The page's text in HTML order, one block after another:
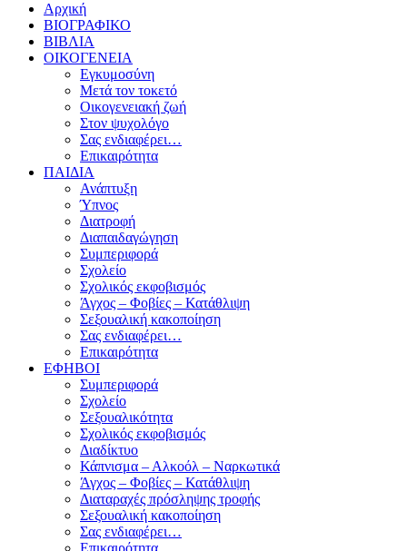
Αρχική
ΒΙΟΓΡΑΦΙΚΟ
ΒΙΒΛΙΑ
ΟΙΚΟΓΕΝΕΙΑ
Εγκυμοσύνη
Μετά τον τοκετό
Οικογενειακή ζωή
Στον ψυχολόγο
Σας ενδιαφέρει…
Επικαιρότητα
ΠΑΙΔΙΑ
Ανάπτυξη
Ύπνος
Διατροφή
Διαπαιδαγώγηση
Συμπεριφορά
Σχολείο
Σχολικός εκφοβισμός
Άγχος – Φοβίες – Κατάθλιψη
Σεξουαλική κακοποίηση
Σας ενδιαφέρει…
Επικαιρότητα
ΕΦΗΒΟΙ
Συμπεριφορά
Σχολείο
Σεξουαλικότητα
Σχολικός εκφοβισμός
Διαδίκτυο
Κάπνισμα – Αλκοόλ – Ναρκωτικά
Άγχος – Φοβίες – Κατάθλιψη
Διαταραχές πρόσληψης τροφής
Σεξουαλική κακοποίηση
Σας ενδιαφέρει…
Επικαιρότητα